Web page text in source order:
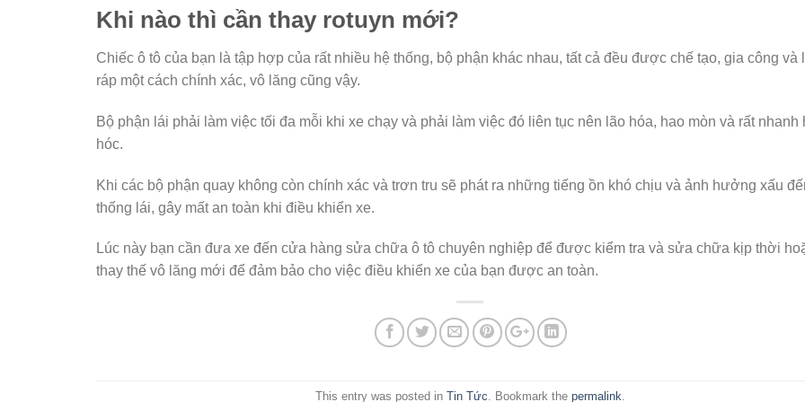
Khi nào thì cần thay rotuyn mới?
Chiếc ô tô của bạn là tập hợp của rất nhiều hệ thống, bộ phận khác nhau, tất cả đều được chế tạo, gia công và
ráp một cách chính xác, vô lăng cũng vậy.
Bộ phận lái phải làm việc tối đa mỗi khi xe chạy và phải làm việc đó liên tục nên lão hóa, hao mòn và rất nhanh
hóc.
Khi các bộ phận quay không còn chính xác và trơn tru sẽ phát ra những tiếng ồn khó chịu và ảnh hưởng xấu
thống lái, gây mất an toàn khi điều khiển xe.
Lúc này bạn cần đưa xe đến cửa hàng sửa chữa ô tô chuyên nghiệp để được kiểm tra và sửa chữa kịp thời
thay thế vô lăng mới để đảm bảo cho việc điều khiển xe của bạn được an toàn.
This entry was posted in Tin Tức . Bookmark the permalink